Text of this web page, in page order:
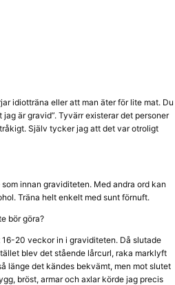
idiotträna eller att man äter för lite mat. Du
är gravid”. Tyvärr existerar det personer
Själv tycker jag att det var otroligt
innan graviditeten. Med andra ord kan
Träna helt enkelt med sunt förnuft.
bör göra?
20 veckor in i graviditeten. Då slutade
blev det stående lårcurl, raka marklyft
länge det kändes bekvämt, men mot slutet
bröst, armar och axlar körde jag precis